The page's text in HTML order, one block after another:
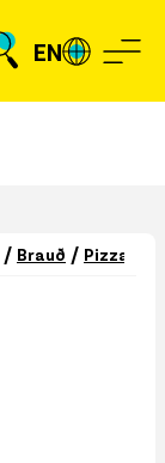
EN
/ Brauð /